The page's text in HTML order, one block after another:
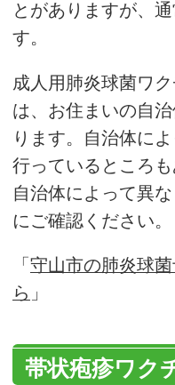
とがありますが、
す。
成人用肺炎球菌ワ
は、お住まいの自
ります。自治体に
行っているところ
自治体によって異
にご確認ください。
「 守山市の肺炎球
ら 」
帯状疱疹ワク